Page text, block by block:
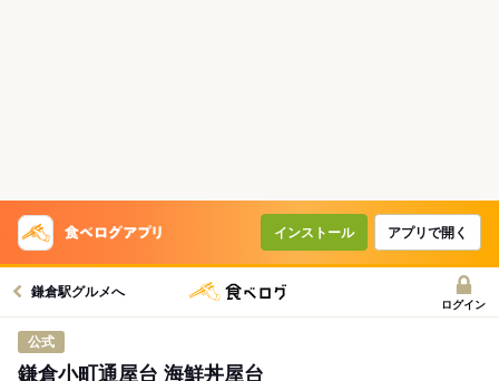
インストール アプリで開く
鎌倉駅グルメへ
ログイン
公式
鎌倉小町通屋台 海鮮丼屋台